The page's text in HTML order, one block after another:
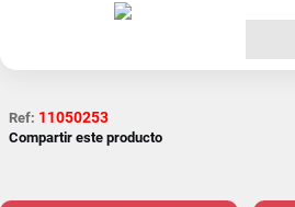
Ref: 11050253
Compartir este producto